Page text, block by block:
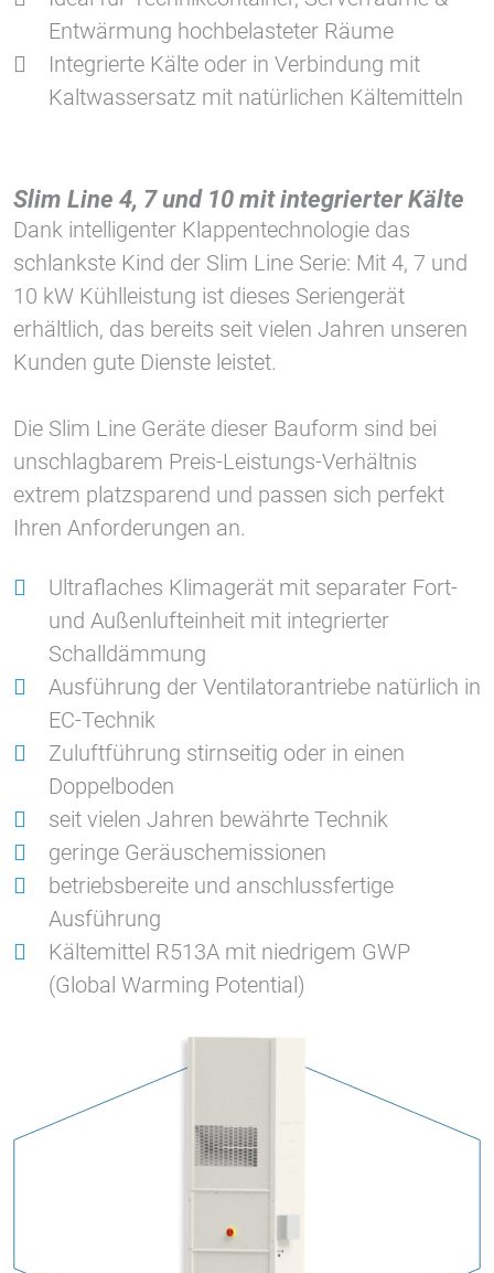
Entwärmung hochbelasteter Räume
Integrierte Kälte oder in Verbindung mit
Kaltwassersatz mit natürlichen Kältemitteln
Slim Line 4, 7 und 10 mit integrierter Kälte
Dank intelligenter Klappentechnologie das
schlankste Kind der Slim Line Serie: Mit 4, 7 und
10 kW Kühlleistung ist dieses Seriengerät
erhältlich, das bereits seit vielen Jahren unseren
Kunden gute Dienste leistet.
Die Slim Line Geräte dieser Bauform sind bei
unschlagbarem Preis-Leistungs-Verhältnis
extrem platzsparend und passen sich perfekt
Ihren Anforderungen an.
Ultraflaches Klimagerät mit separater Fort-
und Außenlufteinheit mit integrierter
Schalldämmung
Ausführung der Ventilatorantriebe natürlich in
EC-Technik
Zuluftführung stirnseitig oder in einen
Doppelboden
seit vielen Jahren bewährte Technik
geringe Geräuschemissionen
betriebsbereite und anschlussfertige
Ausführung
Kältemittel R513A mit niedrigem GWP
(Global Warming Potential)